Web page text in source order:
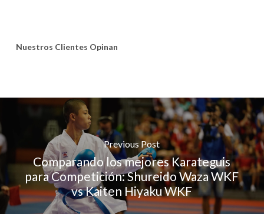
Nuestros Clientes Opinan
Previous Post
Comparando los mejores Karateguis
para Competición: Shureido Waza WKF
vs Kaiten Hiyaku WKF